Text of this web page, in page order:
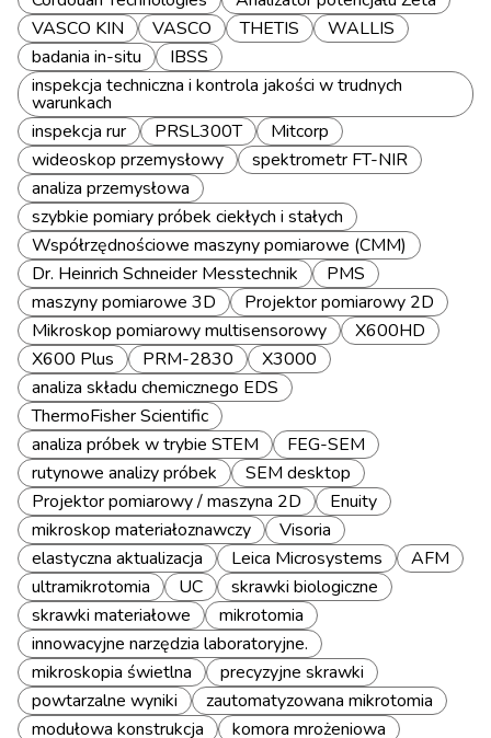
VASCO KIN
VASCO THETIS
WALLIS
badania in-situ
IBSS
inspekcja techniczna i kontrola jakości w trudnych
warunkach
inspekcja rur
PRSL300T
Mitcorp
wideoskop przemysłowy
spektrometr FT-NIR
analiza przemysłowa
szybkie pomiary próbek ciekłych i stałych
Współrzędnościowe maszyny pomiarowe (CMM)
Dr. Heinrich Schneider Messtechnik
PMS
maszyny pomiarowe 3D
Projektor pomiarowy 2D
Mikroskop pomiarowy multisensorowy
X600HD
X600 Plus
PRM-2830
X3000
analiza składu chemicznego EDS
ThermoFisher Scientific
analiza próbek w trybie STEM
FEG-SEM
rutynowe analizy próbek
SEM desktop
Projektor pomiarowy / maszyna 2D
Enuity
mikroskop materiałoznawczy
Visoria
elastyczna aktualizacja
Leica Microsystems
AFM
ultramikrotomia
UC
skrawki biologiczne
skrawki materiałowe
mikrotomia
innowacyjne narzędzia laboratoryjne.
mikroskopia świetlna
precyzyjne skrawki
powtarzalne wyniki
zautomatyzowana mikrotomia
modułowa konstrukcja
komora mrożeniowa